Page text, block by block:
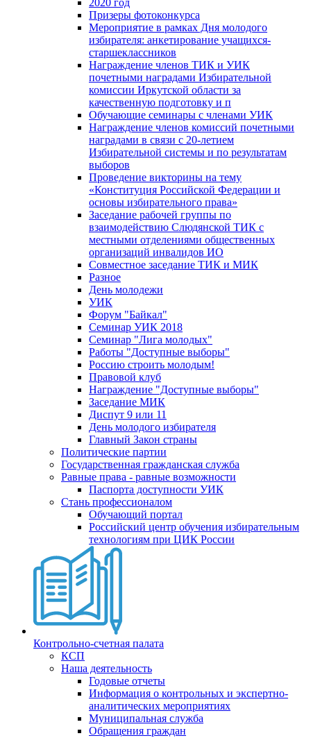
2020 год
Призеры фотоконкурса
Мероприятие в рамках Дня молодого
избирателя: анкетирование учащихся-
старшеклассников
Награждение членов ТИК и УИК
почетными наградами Избирательной
комиссии Иркутской области за
качественную подготовку и п
Обучающие семинары с членами УИК
Награждение членов комиссий почетными
наградами в связи с 20-летием
Избирательной системы и по результатам
выборов
Проведение викторины на тему
«Конституция Российской Федерации и
основы избирательного права»
Заседание рабочей группы по
взаимодействию Слюдянской ТИК с
местными отделениями общественных
организаций инвалидов ИО
Совместное заседание ТИК и МИК
Разное
День молодежи
УИК
Форум "Байкал"
Семинар УИК 2018
Семинар "Лига молодых"
Работы "Доступные выборы"
Россию строить молодым!
Правовой клуб
Награждение "Доступные выборы"
Заседание МИК
Диспут 9 или 11
День молодого избирателя
Главный Закон страны
Политические партии
Государственная гражданская служба
Равные права - равные возможности
Паспорта доступности УИК
Стань профессионалом
Обучающий портал
Российский центр обучения избирательным
технологиям при ЦИК России
Контрольно-счетная палата
КСП
Наша деятельность
Годовые отчеты
Информация о контрольных и экспертно-
аналитических мероприятиях
Муниципальная служба
Обращения граждан